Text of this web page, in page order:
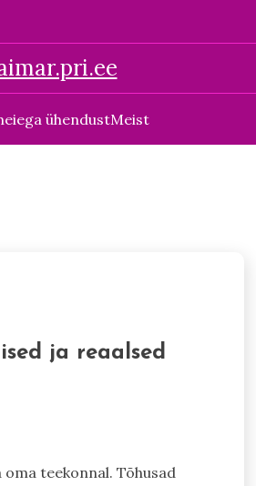
ühendustMeist
ja reaalsed
teekonnal. Tõhusad